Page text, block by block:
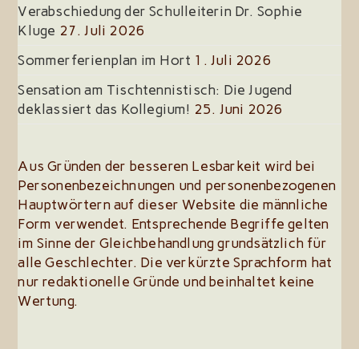
Verabschiedung der Schulleiterin Dr. Sophie
Kluge 27. Juli 2026
Sommerferienplan im Hort 1. Juli 2026
Sensation am Tischtennistisch: Die Jugend
deklassiert das Kollegium! 25. Juni 2026
Aus Gründen der besseren Lesbarkeit wird bei
Personenbezeichnungen und personenbezogenen
Hauptwörtern auf dieser Website die männliche
Form verwendet. Entsprechende Begriffe gelten
im Sinne der Gleichbehandlung grundsätzlich für
alle Geschlechter. Die verkürzte Sprachform hat
nur redaktionelle Gründe und beinhaltet keine
Wertung.